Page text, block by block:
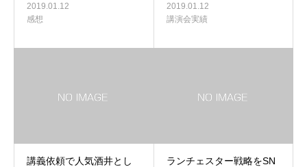
2019.01.12
感想
2019.01.12
講演会実績
講義依頼で人気酒井とし
ランチェスター戦略をSN